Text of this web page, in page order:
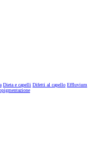
Dieta e capelli Difetti al capello Effluvium